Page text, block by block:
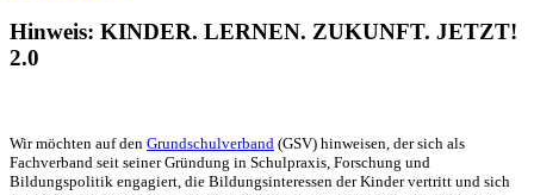
Hinweis: KINDER. LERNEN. ZUKUNFT. JETZT!
2.0
Wir möchten auf den Grundschulverband (GSV) hinweisen, der sich als
Fachverband seit seiner Gründung in Schulpraxis, Forschung und
Bildungspolitik engagiert, die Bildungsinteressen der Kinder vertritt und sich